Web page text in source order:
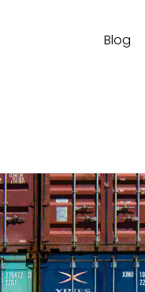
Blog